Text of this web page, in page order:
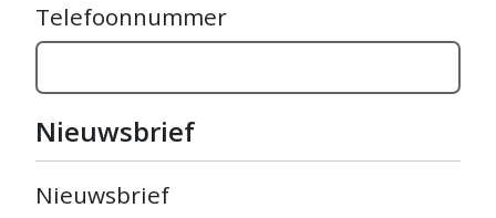
Telefoonnummer
Nieuwsbrief
Nieuwsbrief